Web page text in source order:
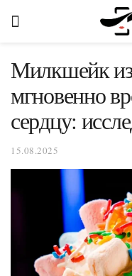
Милкшейк
мгновенно
сердцу:
15.08.2025